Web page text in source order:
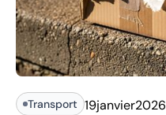
Transport 19janvier2026